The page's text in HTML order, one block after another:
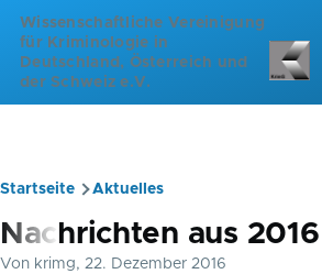
Direkt zum Inhalt
Wissenschaftliche Vereinigung
für Kriminologie in
Deutschland, Österreich und
der Schweiz e.V.
Pfadnavigation
Startseite Aktuelles
Nachrichten aus 2016
Von krimg, 22. Dezember 2016